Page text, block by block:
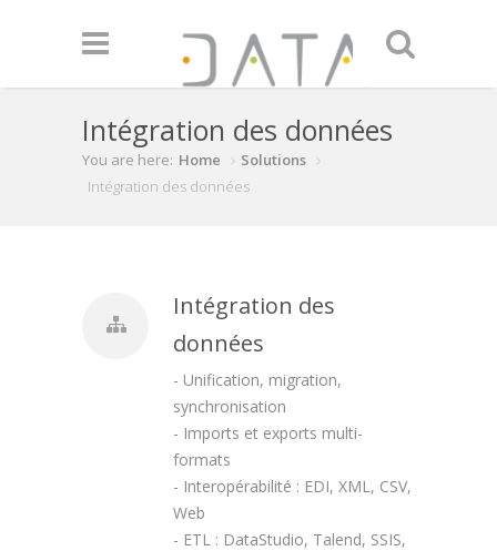
Intégration des données
You are here: Home
Solutions
Intégration des données
Intégration des
données
- Unification, migration,
synchronisation
- Imports et exports multi-
formats
- Interopérabilité : EDI, XML, CSV,
Web
- ETL : DataStudio, Talend, SSIS,